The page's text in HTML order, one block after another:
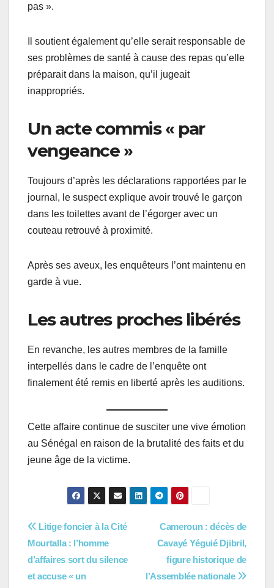
pas ».
Il soutient également qu’elle serait responsable de
ses problèmes de santé à cause des repas qu’elle
préparait dans la maison, qu’il jugeait
inappropriés.
Un acte commis « par
vengeance »
Toujours d’après les déclarations rapportées par le
journal, le suspect explique avoir trouvé le garçon
dans les toilettes avant de l’égorger avec un
couteau retrouvé à proximité.
Après ses aveux, les enquêteurs l’ont maintenu en
garde à vue.
Les autres proches libérés
En revanche, les autres membres de la famille
interpellés dans le cadre de l’enquête ont
finalement été remis en liberté après les auditions.
Cette affaire continue de susciter une vive émotion
au Sénégal en raison de la brutalité des faits et du
jeune âge de la victime.
Navigation
de
l’article
Cameroun : décès de
Cavayé Yéguié Djibril,
figure historique de
l’Assemblée nationale
Litige foncier à la Cité
Mourtalla : l’homme
d’affaires sort du silence
et accuse « un